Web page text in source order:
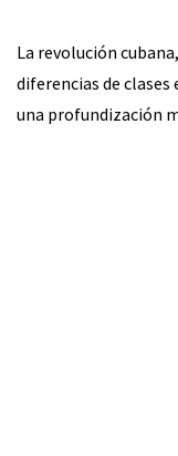
La revolución
diferencias de
una profundización